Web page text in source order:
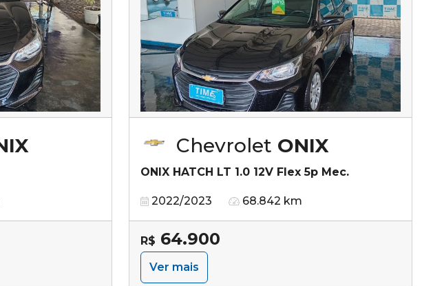
Chevrolet ONIX
ONIX HATCH LT 1.0 12V Flex 5p Mec.
2022/2023 68.842 km
R$ 64.900
Ver mais